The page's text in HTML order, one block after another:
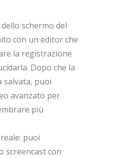
schermo del
con un editor che
la registrazione
Dopo che la
salvata, puoi
avanzato per
più
puoi
screencast con